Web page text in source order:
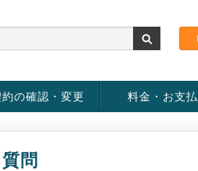
約の確認・変更 料金・お支払
問